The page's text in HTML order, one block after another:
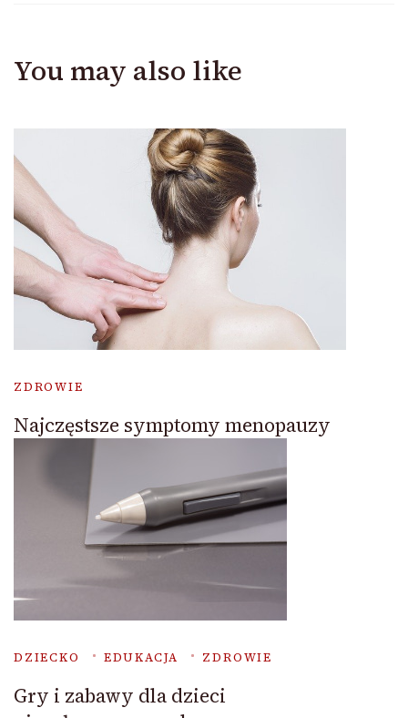
You may also like
ZDROWIE
Najczęstsze symptomy menopauzy
DZIECKO EDUKACJA ZDROWIE
Gry i zabawy dla dzieci